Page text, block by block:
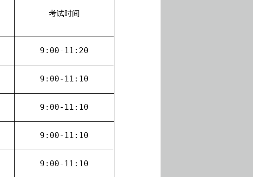
考试时间
9:00-11:20
9:00-11:10
9:00-11:10
9:00-11:10
9:00-11:10